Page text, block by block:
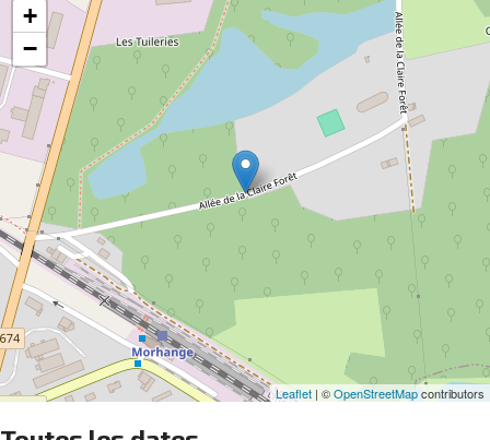
+
−
Leaflet | ©OpenStreetMapcontributors